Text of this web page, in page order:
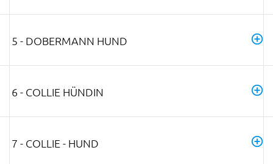
5 - DOBERMANN HUND
6 - COLLIE HÜNDIN
7 - COLLIE - HUND